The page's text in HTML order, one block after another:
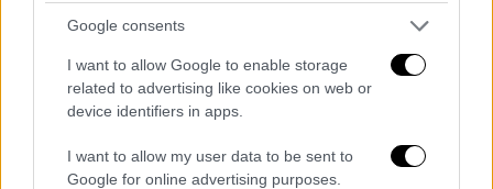
Google consents
I want to allow Google to enable storage
related to advertising like cookies on web or
device identifiers in apps.
I want to allow my user data to be sent to
Google for online advertising purposes.
Τελικό η Πλατανιώτη
Ευαγγελία Πλατανιώτηκατάφερε να
προκριθεί σε έναν ακόμα τελικό, αυτή τη
φορά στο ελεύθερο πρόγραμμα του Σόλο στο
Παγκόσμιο Πρωτάθλημα Ανδρών-Γυναικών